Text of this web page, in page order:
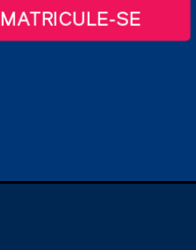
MATRICULE-SE